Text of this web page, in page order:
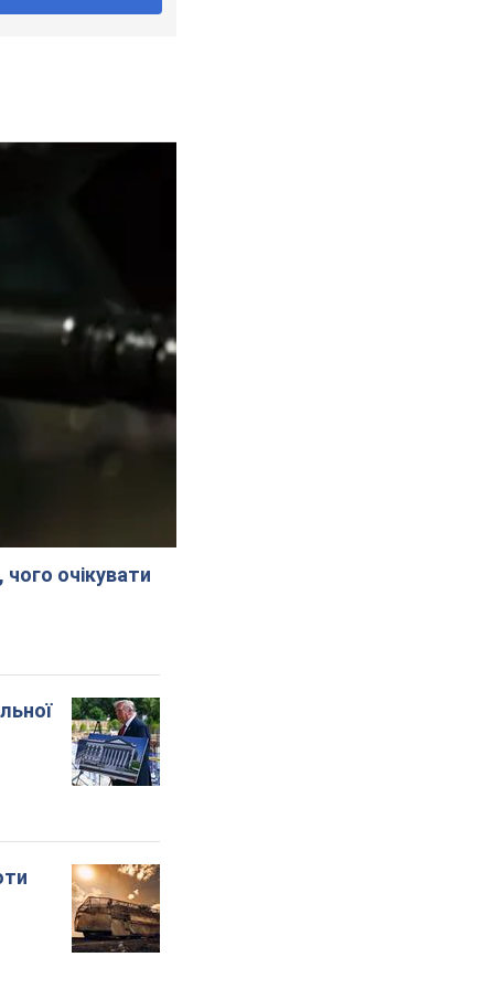
очікувати